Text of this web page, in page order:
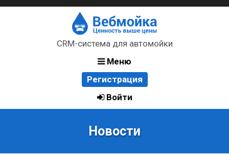
CRM-система для автомойки
Меню
Регистрация
Войти
Новости